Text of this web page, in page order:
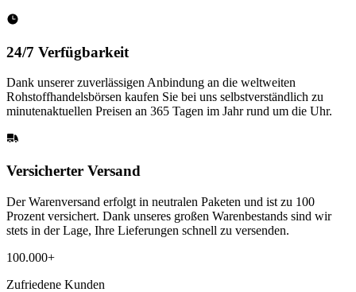
24/7 Verfügbarkeit
Dank unserer zuverlässigen Anbindung an die weltweiten
Rohstoffhandelsbörsen kaufen Sie bei uns selbstverständlich zu
minutenaktuellen Preisen an 365 Tagen im Jahr rund um die Uhr.
Versicherter Versand
Der Warenversand erfolgt in neutralen Paketen und ist zu 100
Prozent versichert. Dank unseres großen Warenbestands sind wir
stets in der Lage, Ihre Lieferungen schnell zu versenden.
100.000+
Zufriedene Kunden